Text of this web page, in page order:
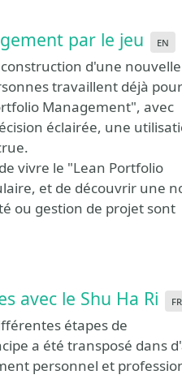
par le jeu en
d'une nouvelle
travaillent déjà
Management", avec
éclairée, une
vivre le "Lean Portfolio
et de découvrir une
ou gestion de projet sont
avec le Shu Ha Ri fr
étapes de
a été transposé dans
personnel et